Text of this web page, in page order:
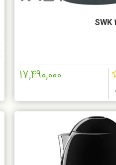
17,490,000